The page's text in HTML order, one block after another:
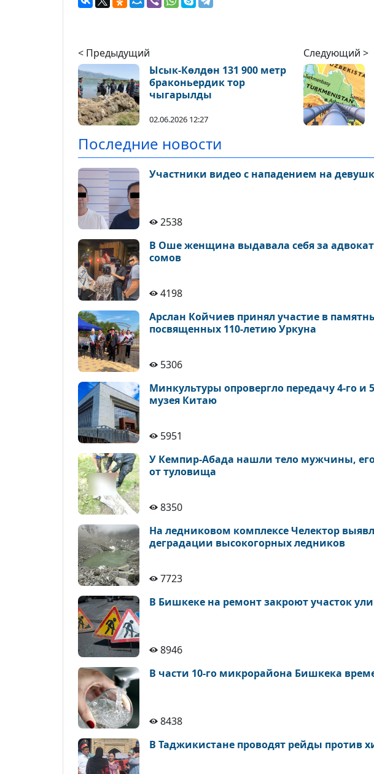
< Предыдущий
Ысык-Көлдөн 131 900 метр
браконьердик тор
чыгарылды
02.06.2026 12:27
Следующий >
Последние новости
Участники видео с нападением на
2538
В Оше женщина выдавала себя за
сомов
4198
Арслан Койчиев принял участие в
посвященных 110-летию Уркуна
5306
Минкультуры опровергло передачу 4-го и
музея Китаю
5951
У Кемпир-Абада нашли тело мужчины, его
от туловища
8350
На ледниковом комплексе Челектор
деградации высокогорных ледников
7723
В Бишкеке на ремонт закроют участок
8946
В части 10-го микрорайона Бишкека
8438
В Таджикистане проводят рейды против